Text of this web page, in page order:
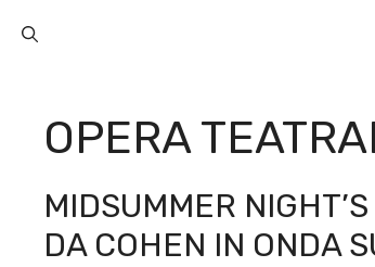
OPERA
MIDSUMMER
DA COHEN IN ONDA